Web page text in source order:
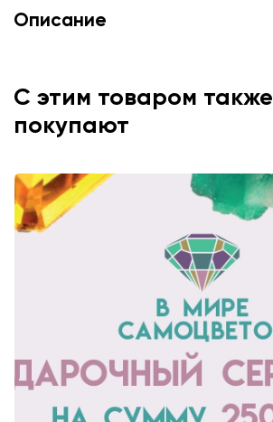
Описание
С этим товаром также
покупают